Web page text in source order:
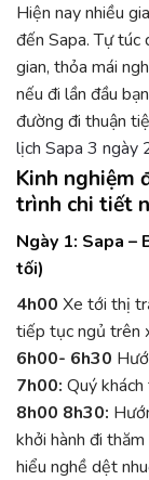
Hiện nay nhiều
đến Sapa. Tự túc
gian, thỏa mái
nếu đi lần đầu
đường đi thuận
lịch Sapa 3 ngày
Kinh nghiệm
trình chi tiết
Ngày 1: Sapa –
tối)
4h00 Xe tới thị
tiếp tục ngủ trên
6h00- 6h30
7h00: Quý
8h00 8h30:
khởi hành đi thăm
hiểu nghề dệt